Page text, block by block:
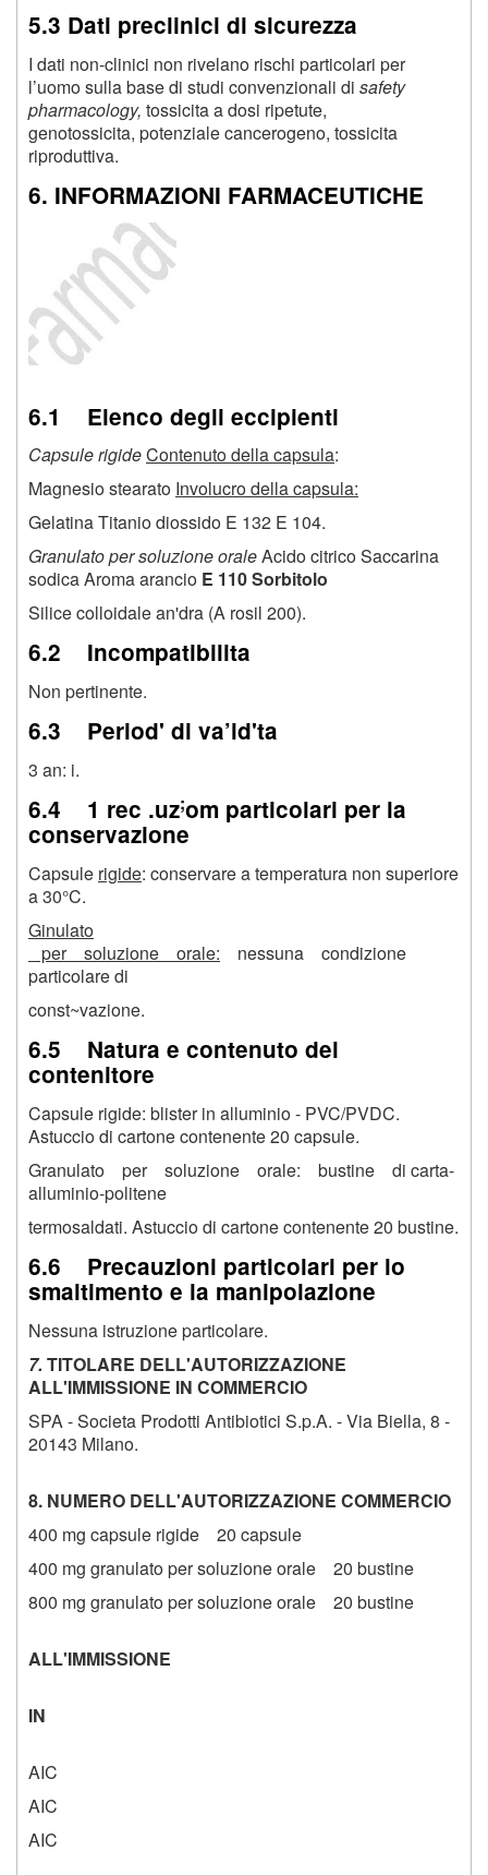
5.3 Dati preclinici di sicurezza
I dati non-clinici non rivelano rischi particolari per
l’uomo sulla base di studi convenzionali di safety
pharmacology, tossicita a dosi ripetute,
genotossicita, potenziale cancerogeno, tossicita
riproduttiva.
6. INFORMAZIONI FARMACEUTICHE
6.1 Elenco degli eccipienti
Capsule rigideContenuto della capsula:
Magnesio stearato Involucro della capsula:
Gelatina Titanio diossido E 132 E 104.
Granulato per soluzione oraleAcido citrico Saccarina
sodica Aroma arancio E 110 Sorbitolo
Silice colloidale an'dra (A rosil 200).
6.2 Incompatibilita
Non pertinente.
6.3 Period' di va’id'ta
3 an: i.
6.4 1 rec .uz;om particolari per la
conservazione
Capsule rigide: conservare a temperatura non superiore
a 30°C.
Ginulato
per soluzione orale: nessuna condizione
particolare di
const~vazione.
6.5 Natura e contenuto del
contenitore
Capsule rigide: blister in alluminio - PVC/PVDC.
Astuccio di cartone contenente 20 capsule.
Granulato per soluzione orale: bustine di carta-
alluminio-politene
termosaldati. Astuccio di cartone contenente 20 bustine.
6.6 Precauzioni particolari per lo
smaltimento e la manipolazione
Nessuna istruzione particolare.
7. TITOLARE DELL'AUTORIZZAZIONE
ALL'IMMISSIONE IN COMMERCIO
SPA - Societa Prodotti Antibiotici S.p.A. - Via Biella, 8 -
20143 Milano.
8. NUMERO DELL'AUTORIZZAZIONE COMMERCIO
400 mg capsule rigide 20 capsule
400 mg granulato per soluzione orale 20 bustine
800 mg granulato per soluzione orale 20 bustine
ALL'IMMISSIONE
IN
AIC
AIC
AIC